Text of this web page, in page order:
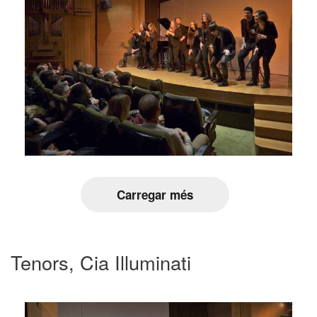
Carregar més
Tenors, Cia Illuminati